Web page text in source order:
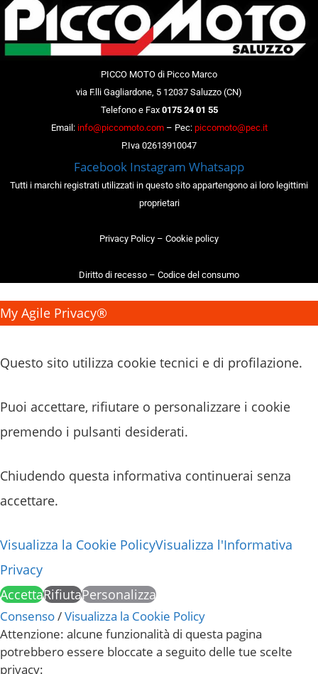
PICCO MOTO di Picco Marco
via F.lli Gagliardone, 5 12037 Saluzzo (CN)
Telefono e Fax 0175 24 01 55
Email: info@piccomoto.com– Pec: piccomoto@pec.it
P.Iva 02613910047
Facebook Instagram Whatsapp
Tutti i marchi registrati utilizzati in questo sito appartengono ai loro legittimi
proprietari
Privacy Policy – Cookie policy
Diritto di recesso – Codice del consumo
My Agile Privacy®
Questo sito utilizza cookie tecnici e di profilazione.
Puoi accettare, rifiutare o personalizzare i cookie
premendo i pulsanti desiderati.
Chiudendo questa informativa continuerai senza
accettare.
Visualizza la Cookie PolicyVisualizza l'Informativa
Privacy
AccettaRifiutaPersonalizza
Consenso/Visualizza la Cookie Policy
Attenzione: alcune funzionalità di questa pagina
potrebbero essere bloccate a seguito delle tue scelte
privacy: